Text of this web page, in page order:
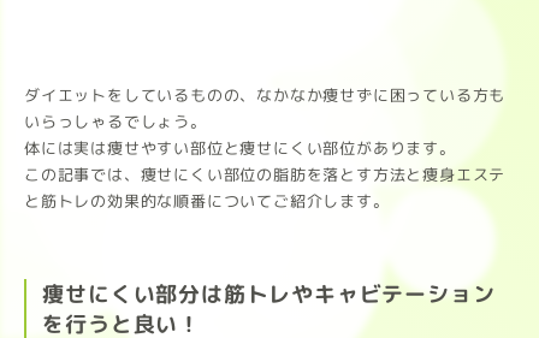
ダイエットをしているものの、なかなか痩せずに困っている方も
いらっしゃるでしょう。
体には実は痩せやすい部位と痩せにくい部位があります。
この記事では、痩せにくい部位の脂肪を落とす方法と痩身エステ
と筋トレの効果的な順番についてご紹介します。
痩せにくい部分は筋トレやキャビテーション
を行うと良い！